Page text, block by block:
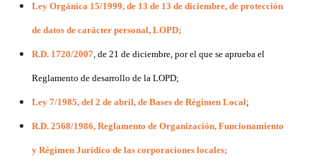
Ley Orgánica 15/1999, de 13 de 13 de diciembre, de protección
de datos de carácter personal, LOPD;
R.D. 1720/2007, de 21 de diciembre, por el que se aprueba el
Reglamento de desarrollo de la LOPD;
Ley 7/1985, del 2 de abril, de Bases de Régimen Local;
R.D. 2568/1986, Reglamento de Organización, Funcionamiento
y Régimen Jurídico de las corporaciones locales;